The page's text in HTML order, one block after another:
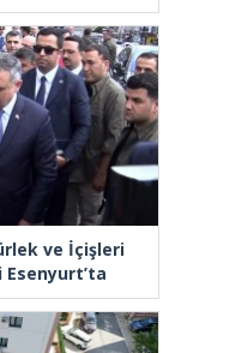
ve İçişleri